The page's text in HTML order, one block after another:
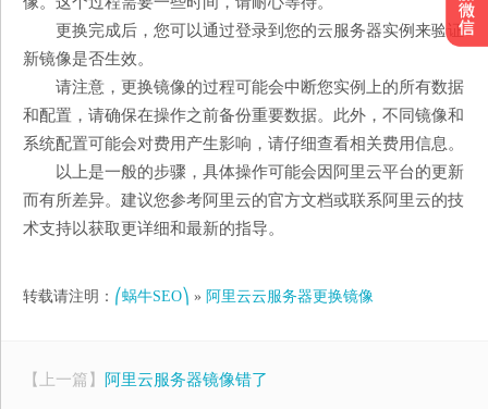
更换完成后，您可以通过登录到您的云服务器实例来验证
新镜像是否生效。
请注意，更换镜像的过程可能会中断您实例上的所有数据
和配置，请确保在操作之前备份重要数据。此外，不同镜像和
系统配置可能会对费用产生影响，请仔细查看相关费用信息。
以上是一般的步骤，具体操作可能会因阿里云平台的更新
而有所差异。建议您参考阿里云的官方文档或联系阿里云的技
术支持以获取更详细和最新的指导。
转载请注明： ⎛蜗牛SEO⎞ » 阿里云云服务器更换镜像
【上一篇】 阿里云服务器镜像错了